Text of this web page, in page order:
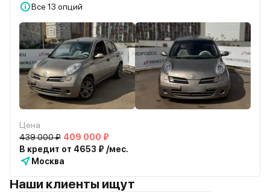
Все 13 опций
Цена
439 000 ₽ 409 000 ₽
В кредит от 4653 ₽ /мес.
Москва
Наши клиенты ищут